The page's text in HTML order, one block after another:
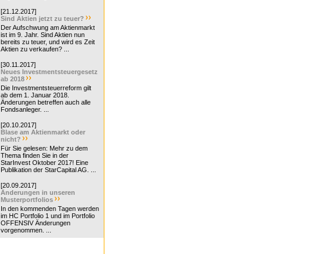
[21.12.2017]
Sind Aktien jetzt zu teuer?
Der Aufschwung am Aktienmarkt
ist im 9. Jahr. Sind Aktien nun
bereits zu teuer, und wird es Zeit
Aktien zu verkaufen? ...
[30.11.2017]
Neues Investmentsteuergesetz
ab 2018
Die Investmentsteuerreform gilt
ab dem 1. Januar 2018.
Änderungen betreffen auch alle
Fondsanleger. ...
[20.10.2017]
Blase am Aktienmarkt oder
nicht?
Für Sie gelesen: Mehr zu dem
Thema finden Sie in der
StarInvest Oktober 2017! Eine
Publikation der StarCapital AG. ...
[20.09.2017]
Änderungen in unseren
Musterportfolios
In den kommenden Tagen werden
im HC Portfolio 1 und im Portfolio
OFFENSIV Änderungen
vorgenommen. ...